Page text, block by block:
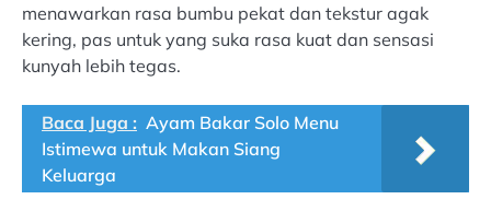
menawarkan rasa bumbu pekat dan tekstur agak
kering, pas untuk yang suka rasa kuat dan sensasi
kunyah lebih tegas.
Baca Juga : Ayam Bakar Solo Menu
Istimewa untuk Makan Siang
Keluarga